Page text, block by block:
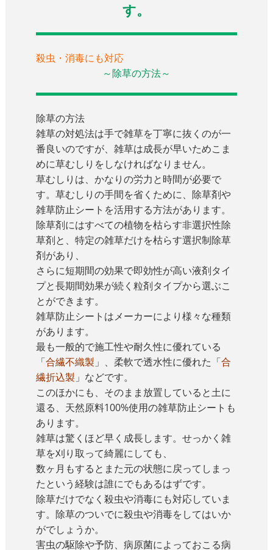
す。
殺虫・消毒にも対応
～除草の方法～
除草の方法
雑草の対処法は手で雑草を丁寧に抜くのが一
番良いのですが、雑草は成長が早いためこま
めに草むしりをしなければなりません。
草むしりは、かなりの労力と時間が必要で
す。草むしりの手間を省くために、除草剤や
雑草防止シートを活用する方法があります。
除草剤にはすべての植物を枯らす非選択性除
草剤と、特定の雑草だけを枯らす選択制除草
剤があり、
さらに短期間の効果で即効性が高い液剤タイ
プと長期間効果が続く粒剤タイプから選ぶこ
とができます。
雑草防止シートはメーカーにより様々な種類
があります。
最も一般的で施工性や耐久性に優れている
「合繊不織製 」、柔軟で透水性に優れた「合
繊折込製 」などです。
このほかにも、そのまま放置していると土に
還る、天然原料100%使用の雑草防止シートも
あります。
雑草は驚くほど早く成長します。せっかく雑
草を刈り取って綺麗にしても、
数ヶ月もするとまた元の状態に戻ってしまっ
たという経験は誰にでもあるはずです。
除草だけでなく殺虫や消毒にも対応していま
す。除草のついでに殺虫や消毒をしてはいか
がでしょうか。
害虫の駆除や予防、病原菌によっておこる病